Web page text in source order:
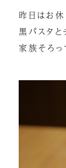
昨日はお
黒パスタと
家族そろ